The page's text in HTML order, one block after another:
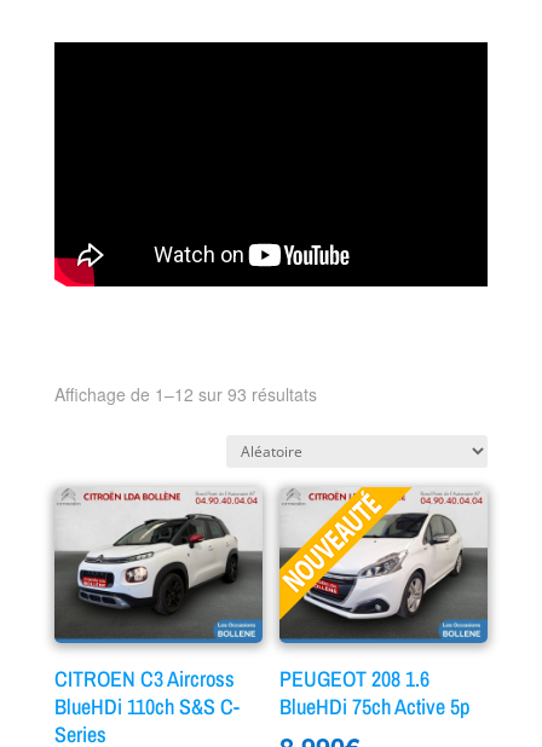
Affichage de 1–12 sur 93 résultats
CITROEN C3 Aircross
BlueHDi 110ch S&S C-
Series
PEUGEOT 208 1.6
BlueHDi 75ch Active 5p